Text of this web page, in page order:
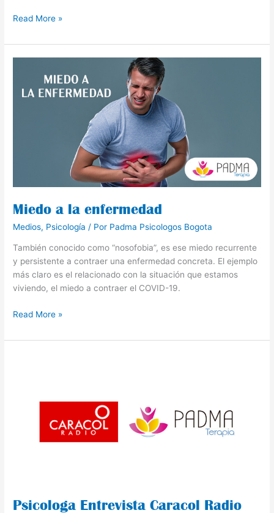
Read More »
Miedo a la enfermedad
Medios, Psicología / Por Padma Psicologos Bogota
También conocido como “nosofobia”, es ese miedo recurrente
y persistente a contraer una enfermedad concreta. El ejemplo
más claro es el relacionado con la situación que estamos
viviendo, el miedo a contraer el COVID-19.
Read More »
Psicologa Entrevista Caracol Radio